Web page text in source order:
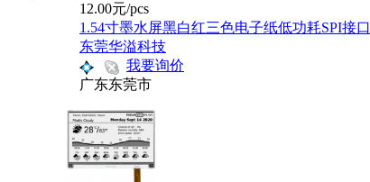
12.00元/pcs
1.54寸墨水屏黑白红三色电子纸低功耗SPI接口
东莞华溢科技
我要询价
广东东莞市